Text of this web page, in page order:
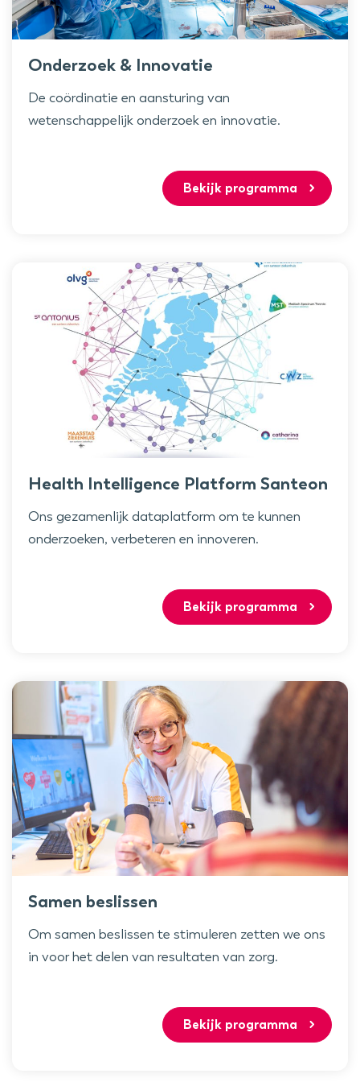
Onderzoek & Innovatie
De coördinatie en aansturing van
wetenschappelijk onderzoek en innovatie.
Bekijk programma
Health Intelligence Platform Santeon
Ons gezamenlijk dataplatform om te kunnen
onderzoeken, verbeteren en innoveren.
Bekijk programma
Samen beslissen
Om samen beslissen te stimuleren zetten we ons
in voor het delen van resultaten van zorg.
Bekijk programma